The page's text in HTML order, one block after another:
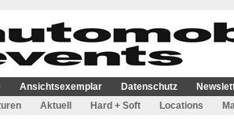
Ansichtsexemplar Datenschutz
Aktuell Hard + Soft Locations